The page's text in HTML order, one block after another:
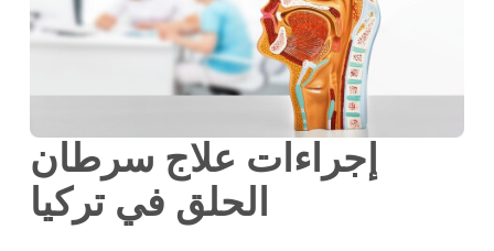
إجراءات علاج سرطان
الحلق في تركيا